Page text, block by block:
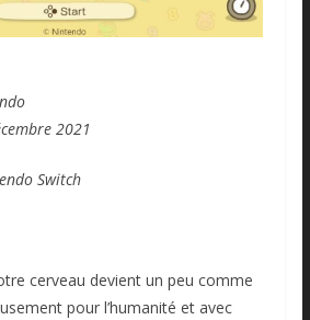
2021
Switch
cerveau devient un peu comme
pour l’humanité et avec